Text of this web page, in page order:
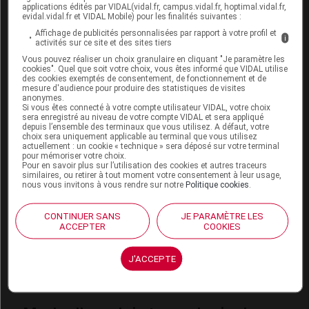
prise d'un anti-acide ou de sucralfate et celle de ce
médicament.
Fertilité, grossesse et allaitement
Grossesse :
Aucun effet néfaste pour l'enfant à naître n'a été
établi avec ce médicament. Néanmoins, par
précaution, son usage pendant la grossesse est
réservé aux situations pour lesquelles il n'existe
pas d'alternative thérapeutique.
Les données actuellement disponibles ne
permettent pas de savoir si ce médicament passe
dans le lait maternel : son usage est déconseillé
pendant l'allaitement.
applications édités par VIDAL(vidal.fr, campus.vidal.fr, hoptimal.vidal.fr,
evidal.vidal.fr et VIDAL Mobile) pour les finalités suivantes :
Affichage de publicités personnalisées par rapport à votre profil et
activités sur ce site et des sites tiers
i
Vous pouvez réaliser un choix granulaire en cliquant "Je paramètre les
cookies". Quel que soit votre choix, vous êtes informé que VIDAL utilise
des cookies exemptés de consentement, de fonctionnement et de
mesure d'audience pour produire des statistiques de visites
anonymes.
Si vous êtes connecté à votre compte utilisateur VIDAL, votre choix
sera enregistré au niveau de votre compte VIDAL et sera appliqué
depuis l’ensemble des terminaux que vous utilisez. A défaut, votre
choix sera uniquement applicable au terminal que vous utilisez
actuellement : un cookie « technique » sera déposé sur votre terminal
pour mémoriser votre choix.
Pour en savoir plus sur l’utilisation des cookies et autres traceurs
similaires, ou retirer à tout moment votre consentement à leur usage,
nous vous invitons à vous rendre sur notrePolitique cookies
CONTINUER SANS
ACCEPTER
JE PARAMÈTRE LES
COOKIES
J'ACCEPTE